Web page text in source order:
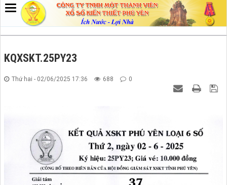
KQXSKT.25PY23
Thứ hai - 02/06/2025 17:36 688 0